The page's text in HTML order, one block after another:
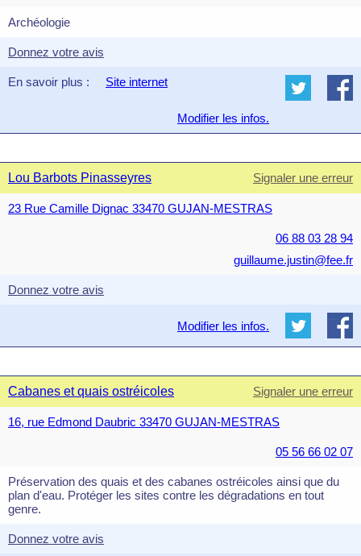
Archéologie
Donnez votre avis
En savoir plus : Site internet
Modifier les infos.
Lou Barbots Pinasseyres Signaler une erreur
23 Rue Camille Dignac 33470 GUJAN-MESTRAS
06 88 03 28 94
guillaume.justin@fee.fr
Donnez votre avis
Modifier les infos.
Cabanes et quais ostréicoles Signaler une erreur
16, rue Edmond Daubric 33470 GUJAN-MESTRAS
05 56 66 02 07
Préservation des quais et des cabanes ostréicoles ainsi que du
plan d'eau. Protéger les sites contre les dégradations en tout
genre.
Donnez votre avis